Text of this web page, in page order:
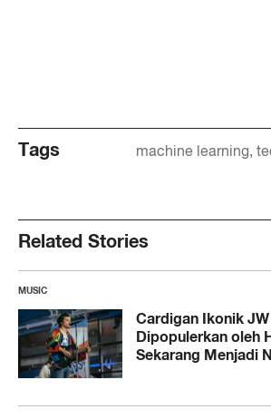
Tags machine learning
Related Stories
MUSIC
Cardigan Ikonik
Dipopulerkan oleh
Sekarang Menjadi